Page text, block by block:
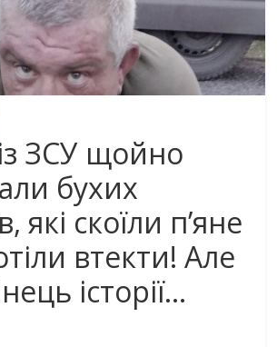
ЗСУ щойно
бухих
які скоїли п’яне
втекти! Але
історії…